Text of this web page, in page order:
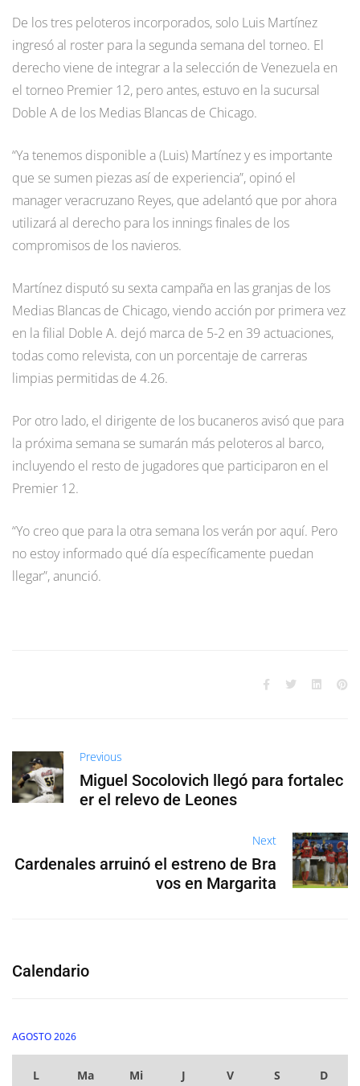
De los tres peloteros incorporados, solo Luis Martínez
ingresó al roster para la segunda semana del torneo. El
derecho viene de integrar a la selección de Venezuela en
el torneo Premier 12, pero antes, estuvo en la sucursal
Doble A de los Medias Blancas de Chicago.
“Ya tenemos disponible a (Luis) Martínez y es importante
que se sumen piezas así de experiencia”, opinó el
manager veracruzano Reyes, que adelantó que por ahora
utilizará al derecho para los innings finales de los
compromisos de los navieros.
Martínez disputó su sexta campaña en las granjas de los
Medias Blancas de Chicago, viendo acción por primera vez
en la filial Doble A. dejó marca de 5-2 en 39 actuaciones,
todas como relevista, con un porcentaje de carreras
limpias permitidas de 4.26.
Por otro lado, el dirigente de los bucaneros avisó que para
la próxima semana se sumarán más peloteros al barco,
incluyendo el resto de jugadores que participaron en el
Premier 12.
“Yo creo que para la otra semana los verán por aquí. Pero
no estoy informado qué día específicamente puedan
llegar”, anunció.
Previous
Miguel Socolovich llegó para fortalec
er el relevo de Leones
Next
Cardenales arruinó el estreno de Bra
vos en Margarita
Calendario
AGOSTO 2026
L Ma Mi J V S D